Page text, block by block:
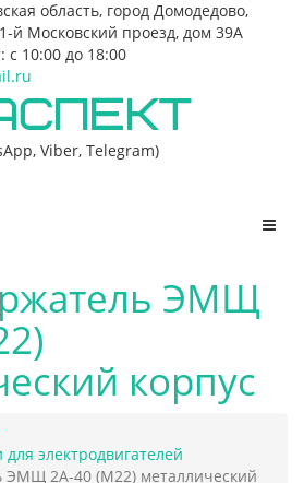
область, город Домодедово,
й Московский проезд, дом 39А
с 10:00 до 18:00
Viber, Telegram)
ЭМЩ
корпус
электродвигателей
ЭМЩ 2А-40 (М22) металлический